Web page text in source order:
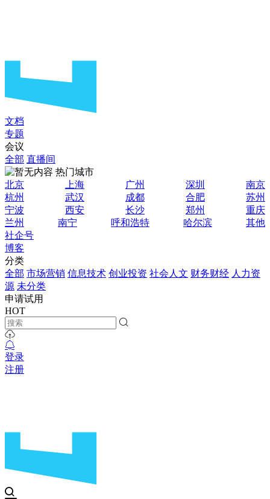
文档
专题
会议
全部 直播间
热门城市
北京
上海 广州 深圳
南京
杭州
武汉 成都 合肥
苏州
宁波
西安 长沙 郑州
重庆
兰州
南宁 呼和浩特 哈尔滨
其他
社企号
博客
分类
全部 市场营销 信息技术 创业投资 社会人文 财务财经 人力资
源 未分类
申请试用
HOT
登录
注册